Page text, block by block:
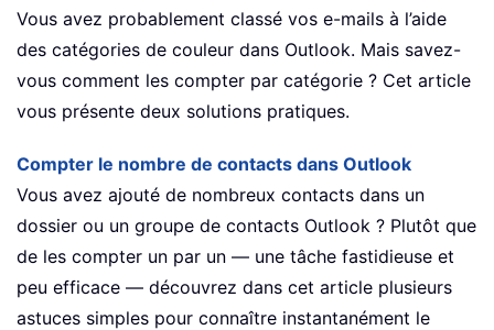
Vous avez probablement classé vos e-mails à l’aide
des catégories de couleur dans Outlook. Mais savez-
vous comment les compter par catégorie ? Cet article
vous présente deux solutions pratiques.
Compter le nombre de contacts dans Outlook
Vous avez ajouté de nombreux contacts dans un
dossier ou un groupe de contacts Outlook ? Plutôt que
de les compter un par un — une tâche fastidieuse et
peu efficace — découvrez dans cet article plusieurs
astuces simples pour connaître instantanément le